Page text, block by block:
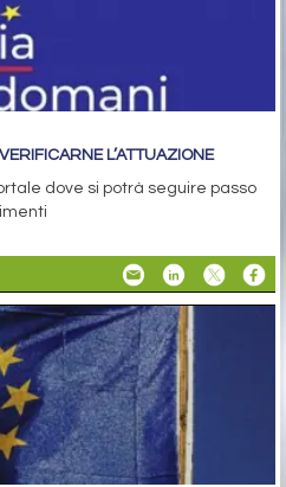
L’ATTUAZIONE
dove si potrà seguire passo